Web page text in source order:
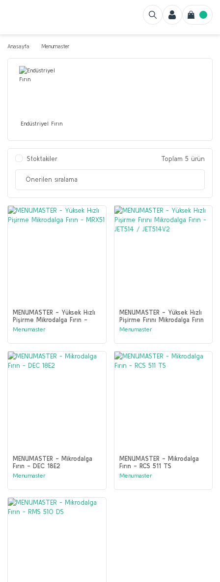
Anasayfa Menumaster
Endüstriyel Fırın
Stoktakiler Toplam 5 ürün
MENUMASTER - Yüksek Hızlı
Pişirme Mikrodalga Fırın -
MRX51
Menumaster
MENUMASTER - Yüksek Hızlı
Pişirme Fırını Mikrodalga Fırın
- JET514 / JET514V2
Menumaster
MENUMASTER - Mikrodalga
Fırın - DEC 18E2
Menumaster
MENUMASTER - Mikrodalga
Fırın - RCS 511 TS
Menumaster